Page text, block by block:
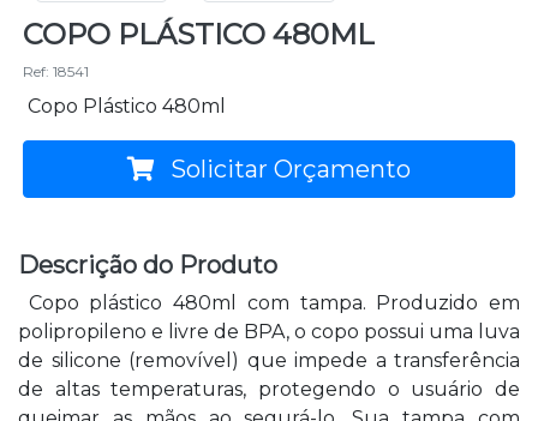
COPO PLÁSTICO 480ML
Ref: 18541
Copo Plástico 480ml
Solicitar Orçamento
Descrição do Produto
Copo plástico 480ml com tampa. Produzido em
polipropileno e livre de BPA, o copo possui uma luva
de silicone (removível) que impede a transferência
de altas temperaturas, protegendo o usuário de